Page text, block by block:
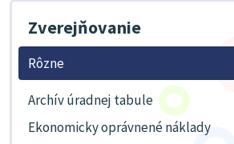
Zverejňovanie
Rôzne
Archív úradnej tabule
Ekonomicky oprávnené náklady